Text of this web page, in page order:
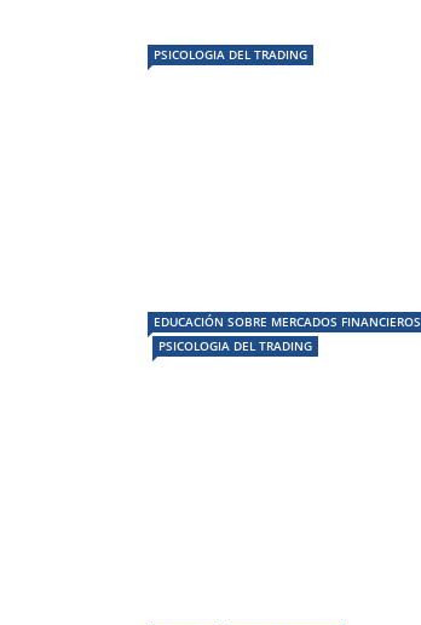
PSICOLOGIA DEL TRADING
EDUCACIÓN SOBRE MERCADOS FINANCIEROS
PSICOLOGIA DEL TRADING